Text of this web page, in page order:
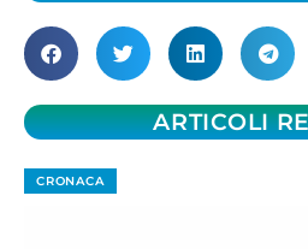
ARTICOLI
CRONACA